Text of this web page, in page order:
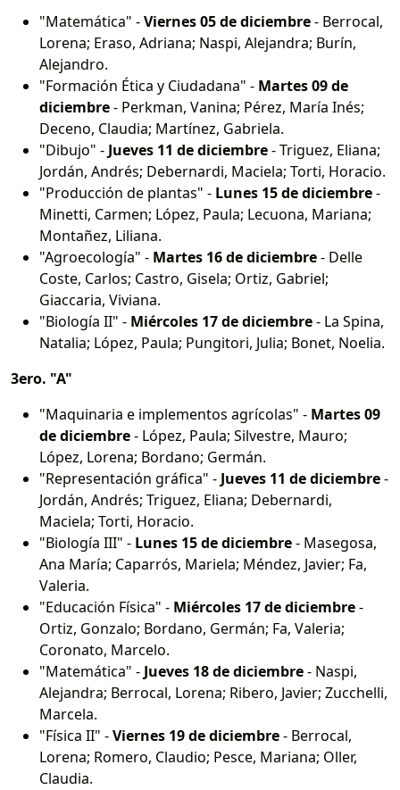
"Matemática" -Viernes 05 de diciembre- Berrocal,
Lorena; Eraso, Adriana; Naspi, Alejandra; Burín,
Alejandro.
"Formación Ética y Ciudadana" - Martes 09 de
diciembre- Perkman, Vanina; Pérez, María Inés;
Deceno, Claudia; Martínez, Gabriela.
"Dibujo" - Jueves 11 de diciembre- Triguez, Eliana;
Jordán, Andrés; Debernardi, Maciela; Torti, Horacio.
"Producción de plantas" - Lunes 15 de diciembre-
Minetti, Carmen; López, Paula; Lecuona, Mariana;
Montañez, Liliana.
"Agroecología" - Martes 16 de diciembre- Delle
Coste, Carlos; Castro, Gisela; Ortiz, Gabriel;
Giaccaria, Viviana.
"Biología II" - Miércoles 17 de diciembre- La Spina,
Natalia; López, Paula; Pungitori, Julia; Bonet, Noelia.
3ero. "A"
"Maquinaria e implementos agrícolas" - Martes 09
de diciembre- López, Paula; Silvestre, Mauro;
López, Lorena; Bordano; Germán.
"Representación gráfica" - Jueves 11 de diciembre-
Jordán, Andrés; Triguez, Eliana; Debernardi,
Maciela; Torti, Horacio.
"Biología III" - Lunes 15 de diciembre- Masegosa,
Ana María; Caparrós, Mariela; Méndez, Javier; Fa,
Valeria.
"Educación Física" - Miércoles 17 de diciembre-
Ortiz, Gonzalo; Bordano, Germán; Fa, Valeria;
Coronato, Marcelo.
"Matemática" - Jueves 18 de diciembre- Naspi,
Alejandra; Berrocal, Lorena; Ribero, Javier; Zucchelli,
Marcela.
"Física II" -Viernes 19 de diciembre- Berrocal,
Lorena; Romero, Claudio; Pesce, Mariana; Oller,
Claudia.